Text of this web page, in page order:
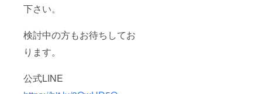
下さい。
検討中の方もお待ちしてお
ります。
公式LINE